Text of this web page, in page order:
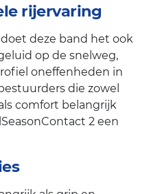
rijervaring
deze band het ook
op de snelweg,
oneffenheden in
die zowel
comfort belangrijk
2 een